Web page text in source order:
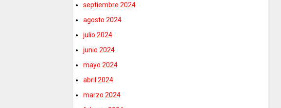
septiembre 2024
agosto 2024
julio 2024
junio 2024
mayo 2024
abril 2024
marzo 2024